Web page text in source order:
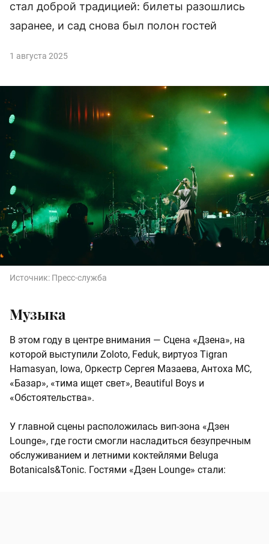
стал доброй традицией: билеты разошлись
заранее, и сад снова был полон гостей
1 августа 2025
Источник: Пресс-служба
Музыка
В этом году в центре внимания — Сцена «Дзена», на
которой выступили Zoloto, Feduk, виртуоз Tigran
Hamasyan, Iowa, Оркестр Сергея Мазаева, Антоха МС,
«Базар», «тима ищет свет», Beautiful Boys и
«Обстоятельства».
У главной сцены расположилась вип-зона «Дзен
Lounge», где гости смогли насладиться безупречным
обслуживанием и летними коктейлями Beluga
Botanicals&Tonic. Гостями «Дзен Lounge» стали: